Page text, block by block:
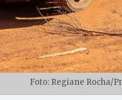
Foto: Regiane Rocha/